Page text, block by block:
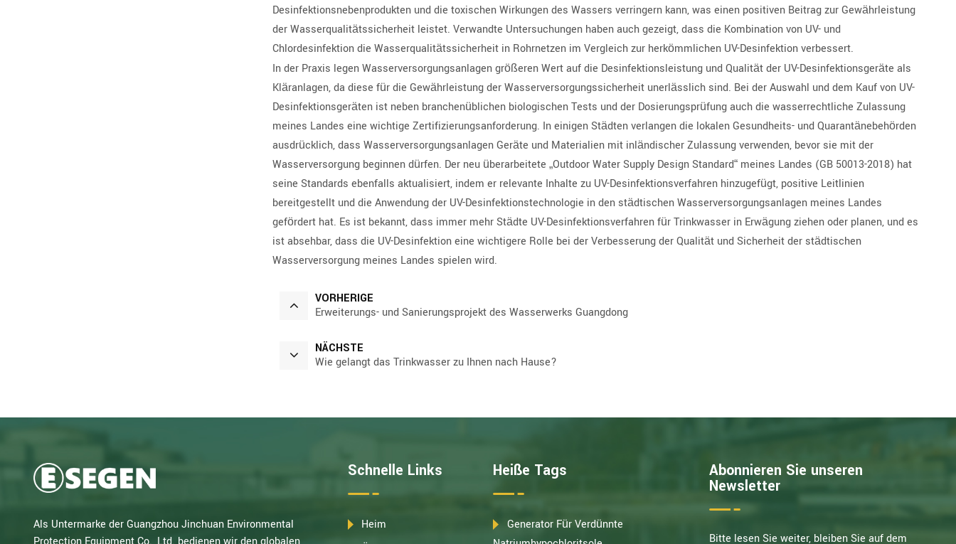
Desinfektionsnebenprodukten und die toxischen Wirkungen des Wassers verringern kann, was einen positiven Beitrag zur Gewährleistung
der Wasserqualitätssicherheit leistet. Verwandte Untersuchungen haben auch gezeigt, dass die Kombination von UV- und
Chlordesinfektion die Wasserqualitätssicherheit in Rohrnetzen im Vergleich zur herkömmlichen UV-Desinfektion verbessert.
In der Praxis legen Wasserversorgungsanlagen größeren Wert auf die Desinfektionsleistung und Qualität der UV-Desinfektionsgeräte als
Kläranlagen, da diese für die Gewährleistung der Wasserversorgungssicherheit unerlässlich sind. Bei der Auswahl und dem Kauf von UV-
Desinfektionsgeräten ist neben branchenüblichen biologischen Tests und der Dosierungsprüfung auch die wasserrechtliche Zulassung
meines Landes eine wichtige Zertifizierungsanforderung. In einigen Städten verlangen die lokalen Gesundheits- und Quarantänebehörden
ausdrücklich, dass Wasserversorgungsanlagen Geräte und Materialien mit inländischer Zulassung verwenden, bevor sie mit der
Wasserversorgung beginnen dürfen. Der neu überarbeitete „Outdoor Water Supply Design Standard“ meines Landes (GB 50013-2018) hat
seine Standards ebenfalls aktualisiert, indem er relevante Inhalte zu UV-Desinfektionsverfahren hinzugefügt, positive Leitlinien
bereitgestellt und die Anwendung der UV-Desinfektionstechnologie in den städtischen Wasserversorgungsanlagen meines Landes
gefördert hat. Es ist bekannt, dass immer mehr Städte UV-Desinfektionsverfahren für Trinkwasser in Erwägung ziehen oder planen, und es
ist absehbar, dass die UV-Desinfektion eine wichtigere Rolle bei der Verbesserung der Qualität und Sicherheit der städtischen
Wasserversorgung meines Landes spielen wird.
VORHERIGE
Erweiterungs- und Sanierungsprojekt des Wasserwerks Guangdong
NÄCHSTE
Wie gelangt das Trinkwasser zu Ihnen nach Hause?
Als Untermarke der Guangzhou Jinchuan Environmental
Schnelle Links
Heim
Heiße Tags
Generator Für Verdünnte
Abonnieren Sie unseren
Newsletter
Bitte lesen Sie weiter, bleiben Sie auf dem